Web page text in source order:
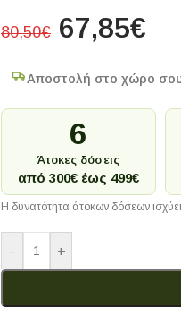
80,50€ 67,85€
Αποστολή στο χώρο
6
Άτοκες δόσεις
από 300€ έως 499€
Η δυνατότητα άτοκων δόσεων
- +